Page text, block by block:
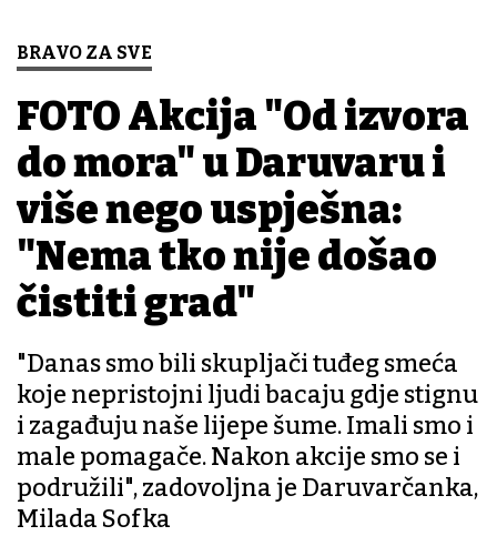
BRAVO ZA SVE
FOTO Akcija "Od izvora
do mora" u Daruvaru i
više nego uspješna:
"Nema tko nije došao
čistiti grad"
"Danas smo bili skupljači tuđeg smeća
koje nepristojni ljudi bacaju gdje stignu
i zagađuju naše lijepe šume. Imali smo i
male pomagače. Nakon akcije smo se i
podružili", zadovoljna je Daruvarčanka,
Milada Sofka